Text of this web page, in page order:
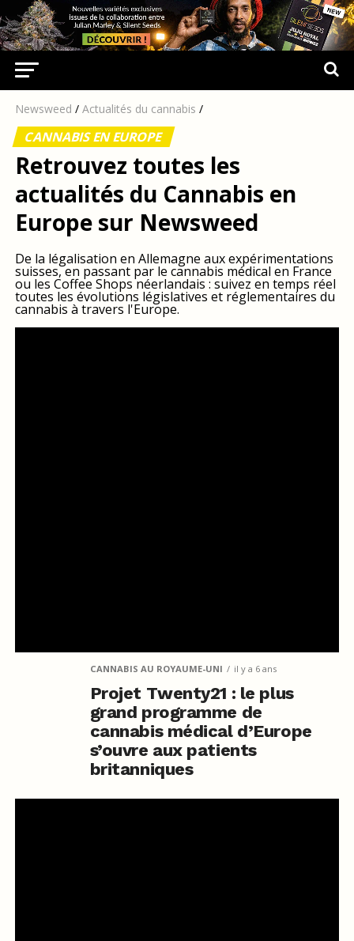
Newsweed / Actualités du cannabis /
CANNABIS EN EUROPE
Retrouvez toutes les
actualités du Cannabis en
Europe sur Newsweed
De la légalisation en Allemagne aux expérimentations
suisses, en passant par le cannabis médical en France
ou les Coffee Shops néerlandais : suivez en temps réel
toutes les évolutions législatives et réglementaires du
cannabis à travers l'Europe.
CANNABIS AU ROYAUME-UNI il y a 6 ans
Projet Twenty21 : le plus
grand programme de
cannabis médical d’Europe
s’ouvre aux patients
britanniques